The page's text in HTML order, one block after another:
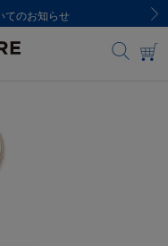
てのお知らせ